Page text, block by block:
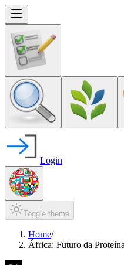
Login
Toggle theme
Home/
África: Futuro da